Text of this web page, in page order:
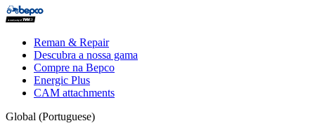
Skip
to
content
Top
menu
Reman & Repair
Descubra a nossa gama
Compre na Bepco
Energic Plus
CAM attachments
Global (Portuguese)